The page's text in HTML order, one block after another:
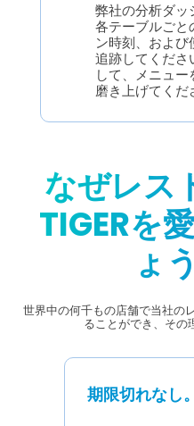
弊社の分析ダッ
各テーブルごと
ン時刻、およ
追跡してくださ
して、メニュ
磨き上げてくだ
なぜレス
TIGERを
ょ
世界中の何千もの店舗で当社の
ることができ、その
期限切れなし